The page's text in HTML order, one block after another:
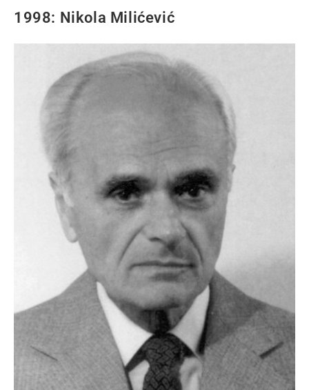
1998: Nikola Milićević